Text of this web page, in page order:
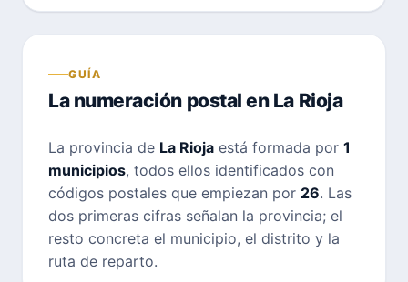
GUÍA
La numeración postal en La Rioja
La provincia de La Rioja está formada por 1
municipios, todos ellos identificados con
códigos postales que empiezan por 26. Las
dos primeras cifras señalan la provincia; el
resto concreta el municipio, el distrito y la
ruta de reparto.